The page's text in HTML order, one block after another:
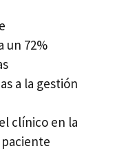
un 72%
a la gestión
clínico en la